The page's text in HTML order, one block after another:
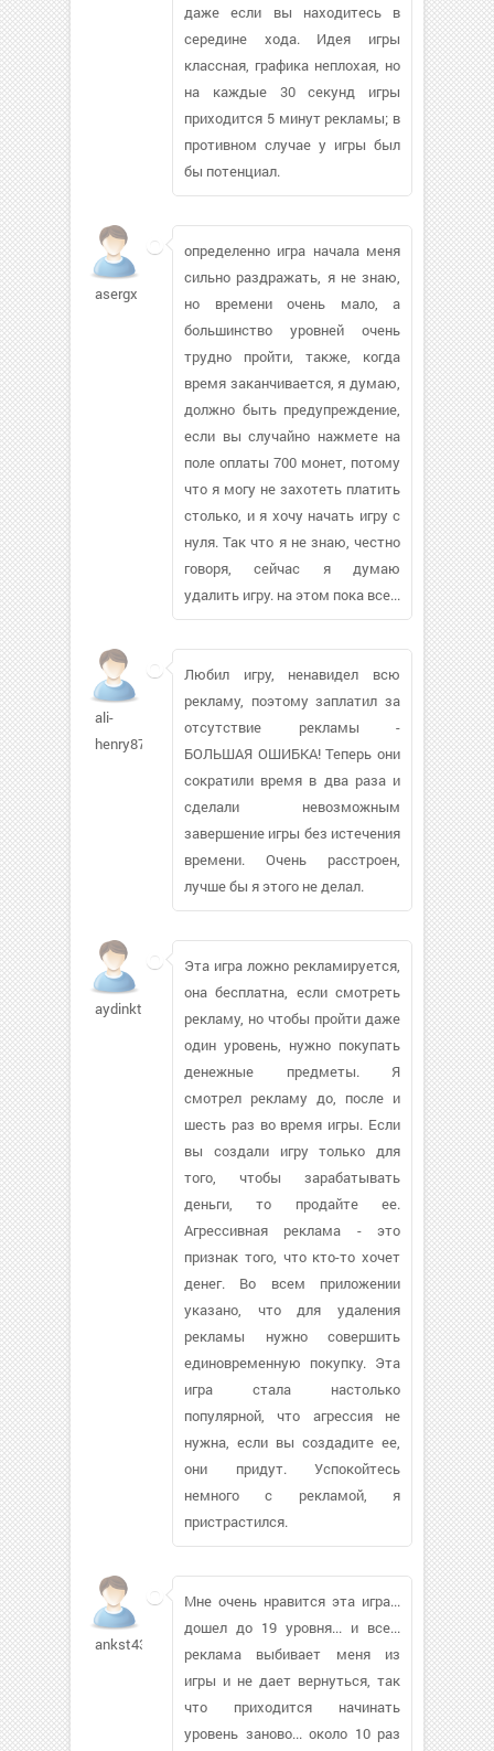
даже если вы находитесь в
середине хода. Идея игры
классная, графика неплохая, но
на каждые 30 секунд игры
приходится 5 минут рекламы; в
противном случае у игры был
бы потенциал.
asergx
определенно игра начала меня
сильно раздражать, я не знаю,
но времени очень мало, а
большинство уровней очень
трудно пройти, также, когда
время заканчивается, я думаю,
должно быть предупреждение,
если вы случайно нажмете на
поле оплаты 700 монет, потому
что я могу не захотеть платить
столько, и я хочу начать игру с
нуля. Так что я не знаю, честно
говоря, сейчас я думаю
удалить игру. на этом пока все...
ali-
henry876
Любил игру, ненавидел всю
рекламу, поэтому заплатил за
отсутствие рекламы -
БОЛЬШАЯ ОШИБКА! Теперь они
сократили время в два раза и
сделали невозможным
завершение игры без истечения
времени. Очень расстроен,
лучше бы я этого не делал.
aydinkt880405
Эта игра ложно рекламируется,
она бесплатна, если смотреть
рекламу, но чтобы пройти даже
один уровень, нужно покупать
денежные предметы. Я
смотрел рекламу до, после и
шесть раз во время игры. Если
вы создали игру только для
того, чтобы зарабатывать
деньги, то продайте ее.
Агрессивная реклама - это
признак того, что кто-то хочет
денег. Во всем приложении
указано, что для удаления
рекламы нужно совершить
единовременную покупку. Эта
игра стала настолько
популярной, что агрессия не
нужна, если вы создадите ее,
они придут. Успокойтесь
немного с рекламой, я
пристрастился.
ankst433
Мне очень нравится эта игра...
дошел до 19 уровня... и все...
реклама выбивает меня из
игры и не дает вернуться, так
что приходится начинать
уровень заново... около 10 раз